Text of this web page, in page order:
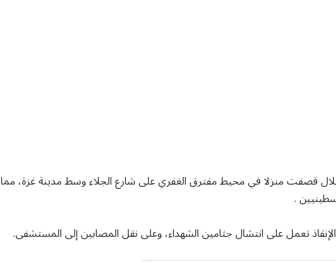
قصفت منزلا في محيط مفترق الغفري على شارع الجلاء وسط مدينة غزة، مما
.
تعمل على انتشال جثامين الشهداء، وعلى نقل المصابين إلى المستشفى.